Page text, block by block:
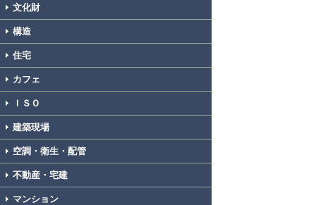
文化財
構造
住宅
カフェ
ＩＳＯ
建築現場
空調・衛生・配管
不動産・宅建
マンション